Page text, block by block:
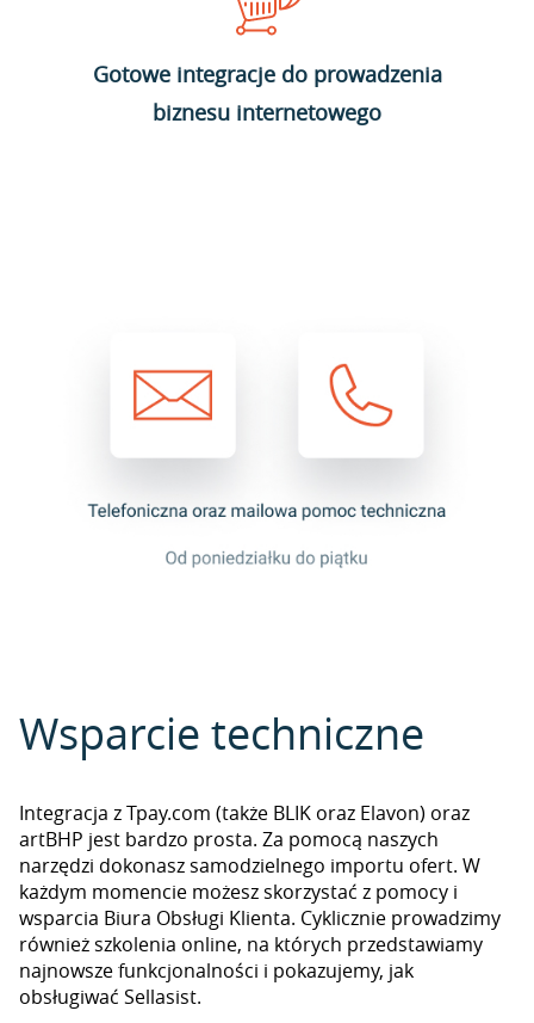
Gotowe integracje do prowadzenia
biznesu internetowego
Wsparcie techniczne
Integracja z Tpay.com (także BLIK oraz Elavon) oraz
artBHP jest bardzo prosta. Za pomocą naszych
narzędzi dokonasz samodzielnego importu ofert. W
każdym momencie możesz skorzystać z pomocy i
wsparcia Biura Obsługi Klienta. Cyklicznie prowadzimy
również szkolenia online, na których przedstawiamy
najnowsze funkcjonalności i pokazujemy, jak
obsługiwać Sellasist.